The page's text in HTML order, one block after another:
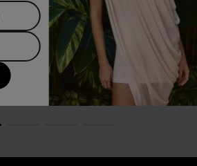
VESTIDO MADALENA AZUL MARINHO DOT
398
PorR$ 159,20